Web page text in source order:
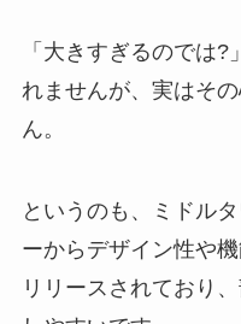
「大きすぎるのでは
れませんが、実はそ
ん。
というのも、ミドル
ーからデザイン性や
リリースされており